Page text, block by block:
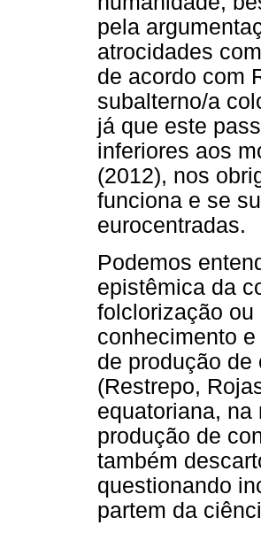
pela
atrocidades
de acordo com
subalterno/a
já que este
inferiores aos
(2012), nos
funciona e se
eurocentradas.
Podemos
epistêmica da
folclorização
conhecimento
de produção
(Restrepo,
equatoriana,
produção de
também
questionando
partem da